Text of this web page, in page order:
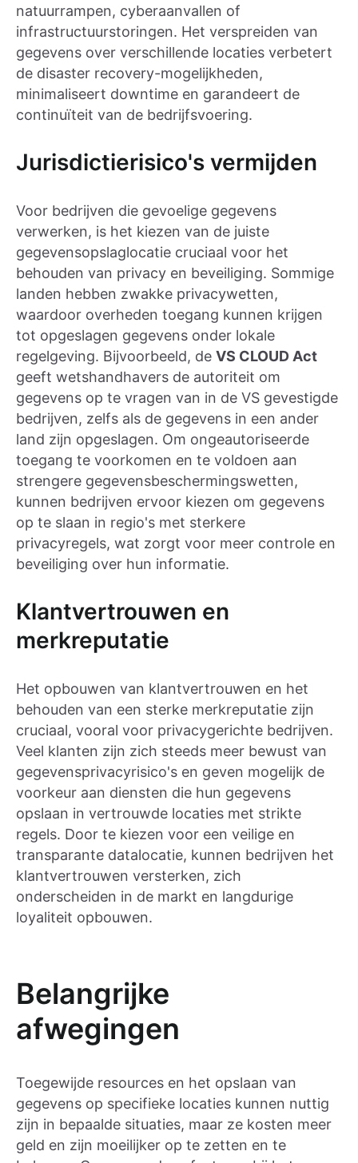
natuurrampen, cyberaanvallen of
infrastructuurstoringen. Het verspreiden van
gegevens over verschillende locaties verbetert
de disaster recovery-mogelijkheden,
minimaliseert downtime en garandeert de
continuïteit van de bedrijfsvoering.
Jurisdictierisico's vermijden
Voor bedrijven die gevoelige gegevens
verwerken, is het kiezen van de juiste
gegevensopslaglocatie cruciaal voor het
behouden van privacy en beveiliging. Sommige
landen hebben zwakke privacywetten,
waardoor overheden toegang kunnen krijgen
tot opgeslagen gegevens onder lokale
regelgeving. Bijvoorbeeld, de VS CLOUD Act
geeft wetshandhavers de autoriteit om
gegevens op te vragen van in de VS gevestigde
bedrijven, zelfs als de gegevens in een ander
land zijn opgeslagen. Om ongeautoriseerde
toegang te voorkomen en te voldoen aan
strengere gegevensbeschermingswetten,
kunnen bedrijven ervoor kiezen om gegevens
op te slaan in regio's met sterkere
privacyregels, wat zorgt voor meer controle en
beveiliging over hun informatie.
Klantvertrouwen en
merkreputatie
Het opbouwen van klantvertrouwen en het
behouden van een sterke merkreputatie zijn
cruciaal, vooral voor privacygerichte bedrijven.
Veel klanten zijn zich steeds meer bewust van
gegevensprivacyrisico's en geven mogelijk de
voorkeur aan diensten die hun gegevens
opslaan in vertrouwde locaties met strikte
regels. Door te kiezen voor een veilige en
transparante datalocatie, kunnen bedrijven het
klantvertrouwen versterken, zich
onderscheiden in de markt en langdurige
loyaliteit opbouwen.
Belangrijke
afwegingen
Toegewijde resources en het opslaan van
gegevens op specifieke locaties kunnen nuttig
zijn in bepaalde situaties, maar ze kosten meer
geld en zijn moeilijker op te zetten en te